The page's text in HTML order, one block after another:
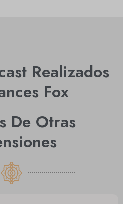
Realizados
Fox
De Otras